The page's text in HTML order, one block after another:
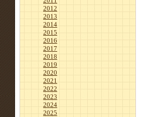
2012
2013
2014
2015
2016
2017
2018
2019
2020
2021
2022
2023
2024
2025